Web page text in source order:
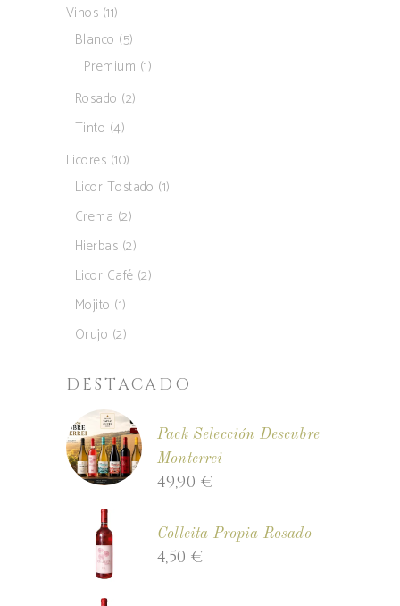
Vinos 1111
productos
Blanco 55
productos
Premium 11
Rosado 22
Tinto 44
productos
Licores 1010
productos
Licor Tostado 11
Crema 22
productos
Hierbas 22
productos
Licor Café 22
Mojito 11
producto
Orujo 22
DESTACADO
Pack Selección Descubre
Monterrei
49,90 €
Colleita Propia Rosado
4,50€